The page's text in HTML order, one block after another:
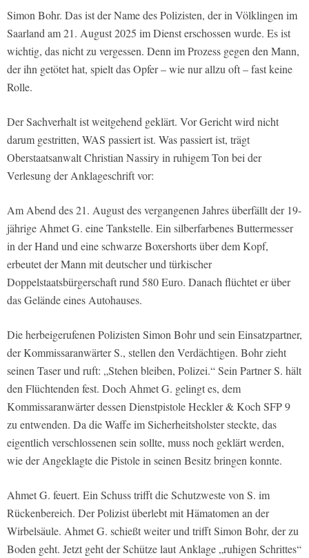
Simon Bohr. Das ist der Name des Polizisten, der in Völklingen im
Saarland am 21. August 2025 im Dienst erschossen wurde. Es ist
wichtig, das nicht zu vergessen. Denn im Prozess gegen den Mann,
der ihn getötet hat, spielt das Opfer – wie nur allzu oft – fast keine
Rolle.
Der Sachverhalt ist weitgehend geklärt. Vor Gericht wird nicht
darum gestritten, WAS passiert ist. Was passiert ist, trägt
Oberstaatsanwalt Christian Nassiry in ruhigem Ton bei der
Verlesung der Anklageschrift vor:
Am Abend des 21. August des vergangenen Jahres überfällt der 19-
jährige Ahmet G. eine Tankstelle. Ein silberfarbenes Buttermesser
in der Hand und eine schwarze Boxershorts über dem Kopf,
erbeutet der Mann mit deutscher und türkischer
Doppelstaatsbürgerschaft rund 580 Euro. Danach flüchtet er über
das Gelände eines Autohauses.
Die herbeigerufenen Polizisten Simon Bohr und sein Einsatzpartner,
der Kommissaranwärter S., stellen den Verdächtigen. Bohr zieht
seinen Taser und ruft: „Stehen bleiben, Polizei.“ Sein Partner S. hält
den Flüchtenden fest. Doch Ahmet G. gelingt es, dem
Kommissaranwärter dessen Dienstpistole Heckler & Koch SFP 9
zu entwenden. Da die Waffe im Sicherheitsholster steckte, das
eigentlich verschlossenen sein sollte, muss noch geklärt werden,
wie der Angeklagte die Pistole in seinen Besitz bringen konnte.
Ahmet G. feuert. Ein Schuss trifft die Schutzweste von S. im
Rückenbereich. Der Polizist überlebt mit Hämatomen an der
Wirbelsäule. Ahmet G. schießt weiter und trifft Simon Bohr, der zu
Boden geht. Jetzt geht der Schütze laut Anklage „ruhigen Schrittes“